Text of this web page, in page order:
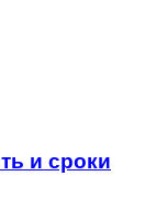
и сроки